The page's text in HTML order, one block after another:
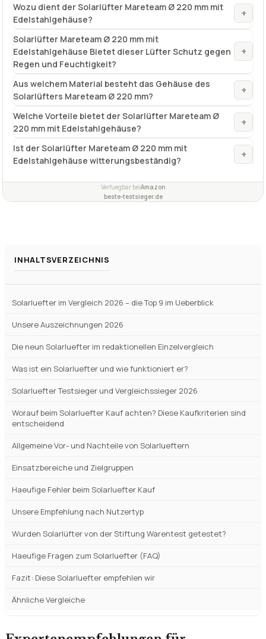
Wozu dient der Solarlüfter Mareteam Ø 220 mm mit
Edelstahlgehäuse?
+
Solarlüfter Mareteam Ø 220 mm mit
Edelstahlgehäuse Bietet dieser Lüfter Schutz gegen
Regen und Feuchtigkeit?
+
Aus welchem Material besteht das Gehäuse des
Solarlüfters Mareteam Ø 220 mm?
+
Welche Vorteile bietet der Solarlüfter Mareteam Ø
220 mm mit Edelstahlgehäuse?
+
Ist der Solarlüfter Mareteam Ø 220 mm mit
Edelstahlgehäuse witterungsbeständig?
+
Verfuegbar beiAmazon
beste-testsieger.de
INHALTSVERZEICHNIS
Solarluefter im Vergleich 2026 – die Top 9 im Ueberblick
Unsere Auszeichnungen 2026
Die neun Solarluefter im redaktionellen Einzelvergleich
Was ist ein Solarluefter und wie funktioniert er?
Solarluefter Testsieger und Vergleichssieger 2026
Worauf beim Solarluefter Kauf achten? Diese Kaufkriterien sind
entscheidend
Allgemeine Vor- und Nachteile von Solarlueftern
Einsatzbereiche und Zielgruppen
Haeufige Fehler beim Solarluefter Kauf
Unsere Empfehlung nach Nutzertyp
Wurden Solarlüfter von der Stiftung Warentest getestet?
Haeufige Fragen zum Solarluefter (FAQ)
Fazit: Diese Solarluefter empfehlen wir
Ähnliche Vergleiche